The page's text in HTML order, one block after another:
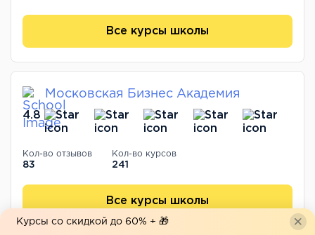
Все курсы школы
Московская Бизнес Академия
4.8
Кол-во отзывов
83
Кол-во курсов
241
Все курсы школы
Курсы со скидкой до 60% + 🎁